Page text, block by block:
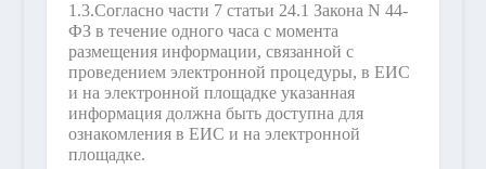
1.3.Согласно части 7 статьи 24.1 Закона N 44-
ФЗ в течение одного часа с момента
размещения информации, связанной с
проведением электронной процедуры, в ЕИС
и на электронной площадке указанная
информация должна быть доступна для
ознакомления в ЕИС и на электронной
площадке.